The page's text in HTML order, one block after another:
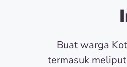
Buat warga
termasuk